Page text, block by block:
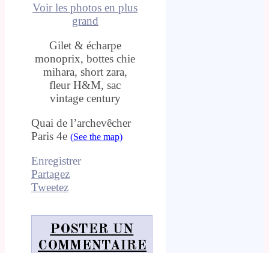
Voir les photos en plus
grand
Gilet & écharpe
monoprix, bottes chie
mihara, short zara,
fleur H&M, sac
vintage century
Quai de l’archevêcher
Paris 4e (See the map)
Enregistrer
Partagez
Tweetez
POSTER UN
COMMENTAIRE